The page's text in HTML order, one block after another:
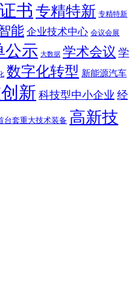
书 专精特新 专精特新
能 企业技术中心 会议会展
公示 大数据 学术会议 学
数字化转型 新能源汽车
新 科技型中小企业 经
台套重大技术装备 高新技